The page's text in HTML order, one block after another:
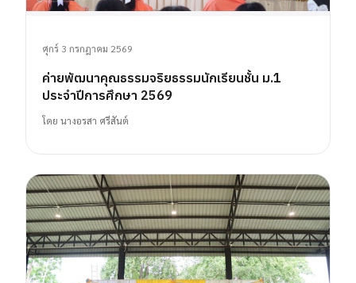
ศุกร์ 3 กรกฎาคม 2569
ค่ายพัฒนาคุณธรรมจริยธรรมนักเรียนชั้น ม.1
ประจำปีการศึกษา 2569
โดย นางอรสา ศรีสันต์